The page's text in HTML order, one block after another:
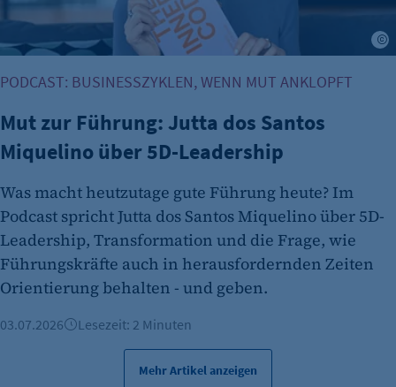
PODCAST: BUSINESSZYKLEN, WENN MUT ANKLOPFT
Mut zur Führung: Jutta dos Santos
Miquelino über 5D-Leadership
Was macht heutzutage gute Führung heute? Im
Podcast spricht Jutta dos Santos Miquelino über 5D-
Leadership, Transformation und die Frage, wie
Führungskräfte auch in herausfordernden Zeiten
Orientierung behalten - und geben.
03.07.2026 Lesezeit: 2 Minuten
Mehr Artikel anzeigen